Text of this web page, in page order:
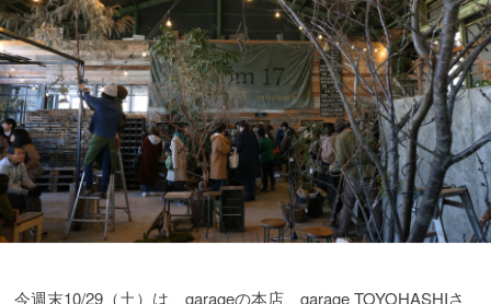
今週末10/29（土）は、garageの本店、garage TOYOHASHIさ